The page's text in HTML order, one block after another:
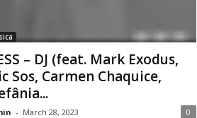
– DJ (feat. Mark Exodus,
Sos, Carmen Chaquice,
- March 28, 2023 0